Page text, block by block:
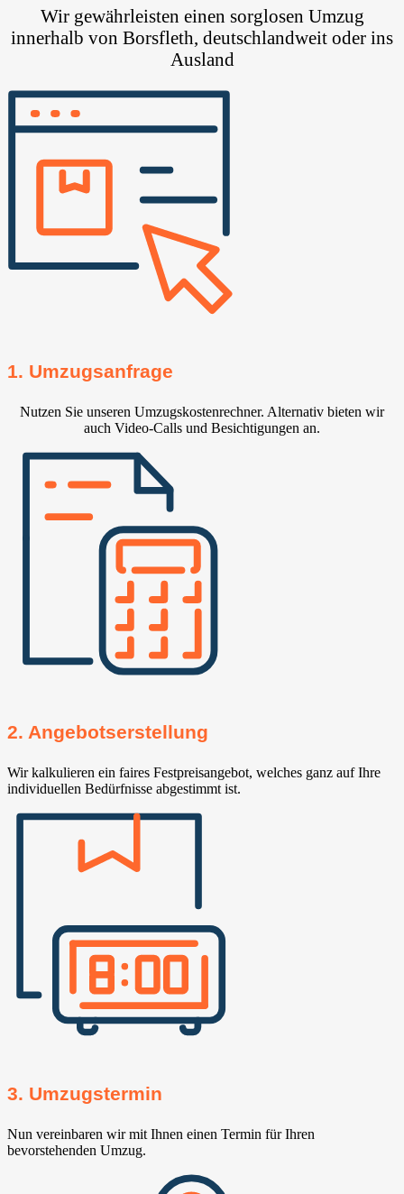
Wir gewährleisten einen sorglosen Umzug
innerhalb von Borsfleth, deutschlandweit oder ins
Ausland
1. Umzugsanfrage
Nutzen Sie unseren Umzugskostenrechner. Alternativ bieten wir
auch Video-Calls und Besichtigungen an.
2. Angebotserstellung
Wir kalkulieren ein faires Festpreisangebot, welches ganz auf Ihre
individuellen Bedürfnisse abgestimmt ist.
3. Umzugstermin
Nun vereinbaren wir mit Ihnen einen Termin für Ihren
bevorstehenden Umzug.